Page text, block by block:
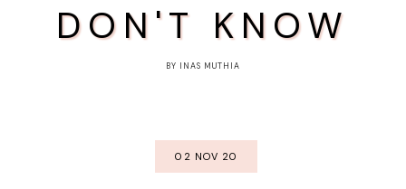
DON'T KNOW
BY INAS MUTHIA
02 NOV 20